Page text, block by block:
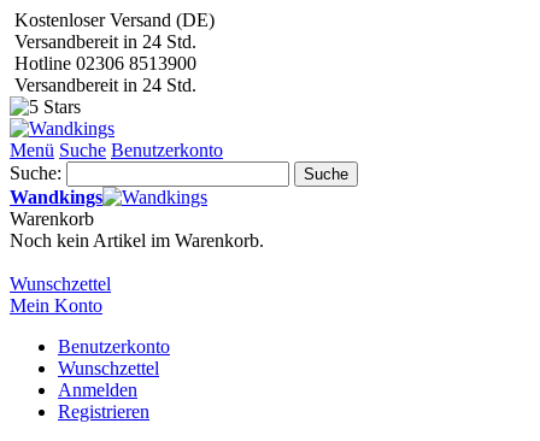
Kostenloser Versand (DE)
Versandbereit in 24 Std.
Hotline 02306 8513900
Versandbereit in 24 Std.
Menü Suche Benutzerkonto
Suche:
Suche
Wandkings
Warenkorb
Noch kein Artikel im Warenkorb.
Wunschzettel
Mein Konto
Benutzerkonto
Wunschzettel
Anmelden
Registrieren